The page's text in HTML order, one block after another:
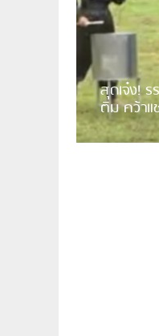
สุดเจ๋ง!
ติม คว้าแ